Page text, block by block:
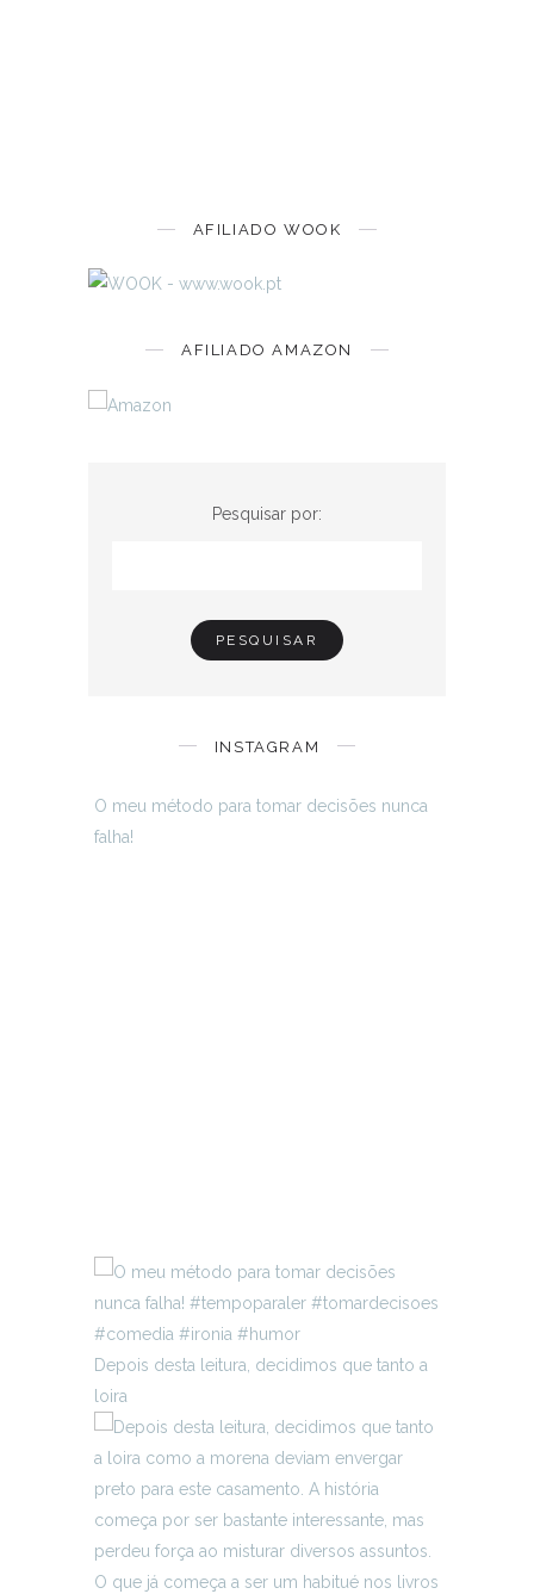
AFILIADO WOOK
AFILIADO AMAZON
Pesquisar por:
INSTAGRAM
O meu método para tomar decisões nunca
falha!
Depois desta leitura, decidimos que tanto a
loira